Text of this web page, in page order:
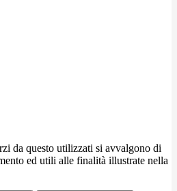
da questo utilizzati si avvalgono di
ed utili alle finalità illustrate nella